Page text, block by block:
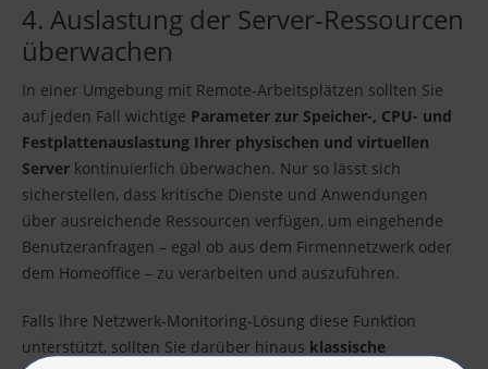
4. Auslastung der Server-Ressourcen
überwachen
In einer Umgebung mit Remote-Arbeitsplätzen sollten Sie
auf jeden Fall wichtige Parameter zur Speicher-, CPU- und
Festplattenauslastung Ihrer physischen und virtuellen
Server kontinuierlich überwachen. Nur so lässt sich
sicherstellen, dass kritische Dienste und Anwendungen
über ausreichende Ressourcen verfügen, um eingehende
Benutzeranfragen – egal ob aus dem Firmennetzwerk oder
dem Homeoffice – zu verarbeiten und auszuführen.
Falls Ihre Netzwerk-Monitoring-Lösung diese Funktion
unterstützt, sollten Sie darüber hinaus klassische